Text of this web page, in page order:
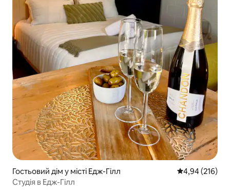
Гостьовий дім у місті Едж-Гілл Середня
4,94 (216)
Студія в Едж-Гілл